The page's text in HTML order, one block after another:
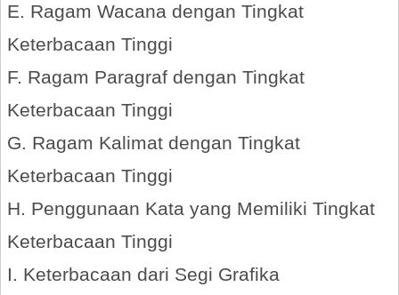
E. Ragam Wacana dengan Tingkat
Keterbacaan Tinggi
F. Ragam Paragraf dengan Tingkat
Keterbacaan Tinggi
G. Ragam Kalimat dengan Tingkat
Keterbacaan Tinggi
H. Penggunaan Kata yang Memiliki Tingkat
Keterbacaan Tinggi
I. Keterbacaan dari Segi Grafika